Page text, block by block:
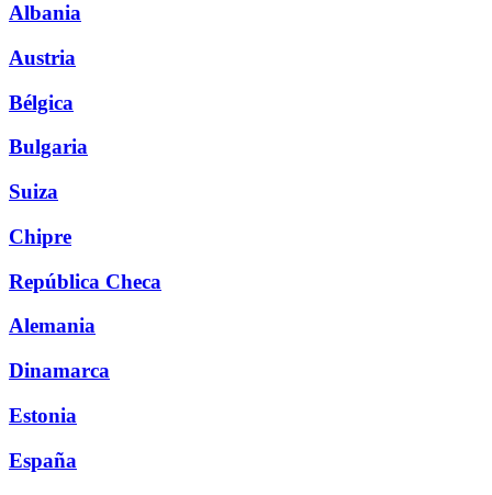
Albania
Austria
Bélgica
Bulgaria
Suiza
Chipre
República Checa
Alemania
Dinamarca
Estonia
España